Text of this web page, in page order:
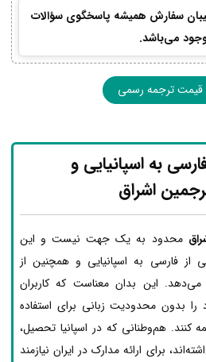
سفارش همیشه پاسخگوی سؤالات
می‌باشد.
قیمت ترجمه رسمی
به اسپانیایی و
اشراق
محدود به یک جهت نیست و این
فارسی به اسپانیایی و همچنین از
می‌دهد. این بدان معناست که کاربران
را بدون محدودیت زبانی برای استفاده
کنند. هم‌وطنانی که در اسپانیا تحصیل،
برای ارائه مدارک در ایران نیازمند